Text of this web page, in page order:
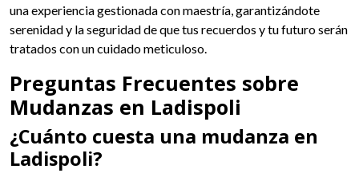
una experiencia gestionada con maestría, garantizándote
serenidad y la seguridad de que tus recuerdos y tu futuro serán
tratados con un cuidado meticuloso.
Preguntas Frecuentes sobre
Mudanzas en Ladispoli
¿Cuánto cuesta una mudanza en
Ladispoli?